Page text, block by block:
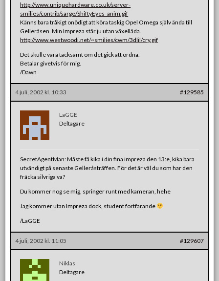
http://www.uniquehardware.co.uk/server-
smilies/contrib/sarge/ShiftyEyes_anim.gif
Känns bara tråkigt onödigt att köra taskig Opel Omega själv ända till
Gelleråsen. Min Impreza står ju utan växellåda.
http://www.westwoodi.net/~smilies/cwm/3dlil/cry.gif
Det skulle vara tacksamt om det gick att ordna.
Betalar givetvis för mig.
/Dawn
4 juli, 2002 kl. 10:33 #129585
LaGGE
Deltagare
SecretAgentMan: Måste få kika i din fina impreza den 13:e, kika bara
utvändigt på senaste Gelleråsträffen. För det är väl du som har den
fräcka silvriga va?
Du kommer nog se mig, springer runt med kameran, hehe
Jag kommer utan Impreza dock, student fortfarande
/LaGGE
4 juli, 2002 kl. 11:05 #129607
Niklas
Deltagare